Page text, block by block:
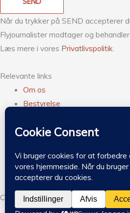
Når du trykker på SEND accepterer
Flyjournalister modtager og
Læs mere i vores Privatlivspolitik.
Relevante links
Om os
Bestyrelse
Forsikring
Privatlivspolitik
Kontakt
Copyright © 2026 Danske Rejse &
DEL2